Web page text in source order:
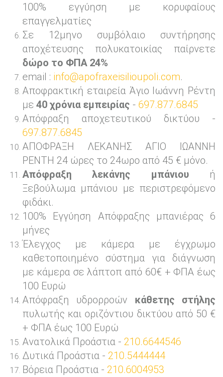
100% εγγύηση με κορυφαίους
επαγγελματίες
Σε 12μηνο συμβόλαιο συντήρησης
αποχέτευσης πολυκατοικίας παίρνετε
δώρο το ΦΠΑ 24%
email : info@apofraxeisilioupoli.com.
Αποφρακτική εταιρεία Άγιο Ιωάννη Ρέντη
με 40 χρόνια εμπειρίας - 697.877.6845
Απόφραξη αποχετευτικού δικτύου -
697.877.6845
ΑΠΟΦΡΑΞΗ ΛΕΚΑΝΗΣ ΑΓΙΟ ΙΩΑΝΝΗ
ΡΕΝΤΗ 24 ώρες το 24ωρο από 45 € μόνο.
Απόφραξη λεκάνης μπάνιου ή
Ξεβούλωμα μπάνιου με περιστρεφόμενο
φιδάκι.
100% Εγγύηση Απόφραξης μπανιέρας 6
μήνες
Έλεγχος με κάμερα με έγχρωμο
καθετοποιημένο σύστημα για διάγνωση
με κάμερα σε λάπτοπ από 60€ + ΦΠΑ έως
100 Ευρώ
Απόφραξη υδρορροών κάθετης στήλης
πυλωτής και οριζόντιου δικτύου από 50 €
+ ΦΠΑ έως 100 Ευρώ
Ανατολικά Προάστια - 210.6644546
Δυτικά Προάστια - 210.5444444
Βόρεια Προάστια - 210.6004953